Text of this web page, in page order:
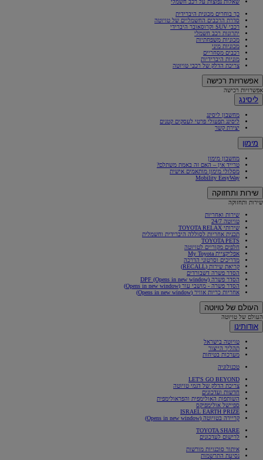
שאלות נפוצות על רכב חשמלי
כך בוחרים מכונית היברידית
סדרת הרכבים החשמליים של טויוטה
רכבי SUV וקרוסאובר היברידי
יתרונות רכב חשמלי
מכוניות משפחתיות
מכוניות מיני
רכבים מסחריים
מוניות היברידיות
צריכת הדלק של רכבי טויוטה
אפשרויות רכישה
אפשרויות רכישה
ליסינג
מחשבון ליסינג
ליסינג תפעולי פרטי לעסקים קטנים
יצירת קשר
מימון
מחשבון מימון
טרייד אין – האם זה באמת משתלם?
מסלולי מימון מותאמים אישית
Mobility EesyWay
שירות ותחזוקה
שירות ותחזוקה
שירות ואחריות
טויוטה 24/7
שירותי TOYOTA RELAX
תכנית אחריות לסוללה היברידית וחשמלית
TOYOTA PETS
חלפים מקוריים לטויוטה
אפליקציית My Toyota
מדריכים וסרטוני הדרכה
קריאת שירות (RECALL)
הסדר פשרה דשבורדים
הסדר פשרה DPF (Opens in new window)
הסדר פשרה - מושבי עור (Opens in new window)
אחריות כריות אוויר (Opens in new window)
העולם של טויוטה
העולם של טויוטה
אודותינו
טויוטה בישראל
תהליך הייצור
מערכות בטיחות
טכנולוגיה
LET'S GO BEYOND
צריכת הדלק של דגמי טויוטה
חדשות ועדכונים
השותפות האולימפית והפראולימפית
ספיישל אולימפיקס
ISRAEL EARTH PRIZE
קריירה בטויוטה (Opens in new window)
TOYOTA SHARE
לרישום לעדכונים
איתור סוכנויות מורשות
נסיעת התרשמות